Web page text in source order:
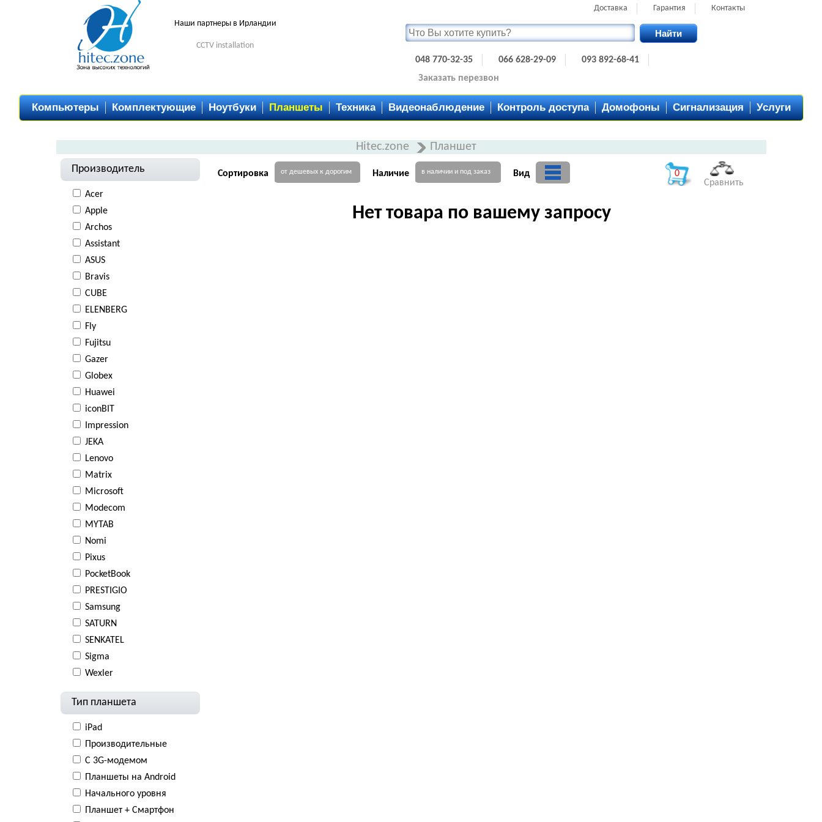
Наши партнеры в Ирландии
CCTV installation
Доставка Гарантия Контакты
Найти
048 770-32-35 066 628-29-09
093 892-68-41
Заказать перезвон
Компьютеры Комплектующие Ноутбуки Планшеты Техника Видеонаблюдение Контроль доступа Домофоны Сигнализация Услуги
Hitec.zone Планшет
Производитель
Acer
Apple
Archos
Assistant
ASUS
Bravis
CUBE
ELENBERG
Fly
Fujitsu
Gazer
Globex
Huawei
iconBIT
Impression
JEKA
Lenovo
Matrix
Microsoft
Modecom
MYTAB
Nomi
Pixus
PocketBook
PRESTIGIO
Samsung
SATURN
SENKATEL
Sigma
Wexler
Тип планшета
iPad
Производительные
С 3G-модемом
Планшеты на Android
Начального уровня
Планшет + Смартфон
Сортировка от дешевых к дорогим Наличие в наличии и под заказ
Вид
Сравнить
0
Нет товара по вашему запросу